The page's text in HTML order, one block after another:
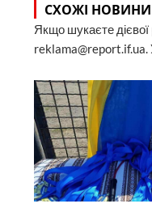
СХОЖІ НОВИНИ
Якщо шукаєте
reklama@report.if.ua.